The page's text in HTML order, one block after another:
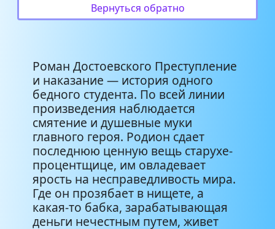
01_05_Преступление и
24:37
01_06_Преступление и
наказание
20:22
01_07_Преступление и
наказание
01_08_Преступление и
наказание
23:30
01_10_Преступление и
наказание
Вернуться обратно
Роман Достоевского Преступление
и наказание — история одного
бедного студента. По всей линии
произведения наблюдается
смятение и душевные муки
главного героя. Родион сдает
последнюю ценную вещь старухе-
процентщице, им овладевает
ярость на несправедливость мира.
Где он прозябает в нищете, а
какая-то бабка, зарабатывающая
деньги нечестным путем, живет